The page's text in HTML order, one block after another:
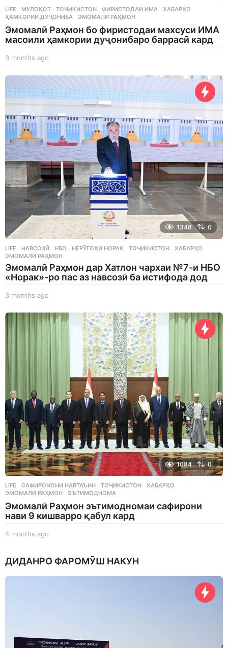
LIFE МУЛОҚОТ ,ТОҶИКИСТОН ,ФИРИСТОДАИ ИМА ,ХАБАРҲО
ҲАМКОРИИ ДУҶОНИБА
,ЭМОМАЛӢ РАҲМОН
Эмомалӣ Раҳмон бо фиристодаи махсуси ИМА
масоили ҳамкории дуҷонибаро баррасӣ кард
3 months ago
o
n
t
h
s
a
g
o
1348 0
LIFE НАВСОЗӢ ,НБО ,НЕРӮГОҲИ НОРАК ,ТОҶИКИСТОН ,ХАБАРҲО
ЭМОМАЛӢ РАҲМОН
Эмомалӣ Раҳмон дар Хатлон чархаи №7-и НБО
«Норак»-ро пас аз навсозӣ ба истифода дод
3 months ago
o
n
o
1084 0
LIFE САФИРОНОНИ НАВТАЪИН ,ТОҶИКИСТОН ,ХАБАРҲО
ЭМОМАЛӢ РАҲМОН
,ЭЪТИМОДНОМА
Эмомалӣ Раҳмон эътимодномаи сафирони
нави 9 кишварро қабул кард
4 months ago
n
ДИДАНРО ФАРОМӮШ НАКУН